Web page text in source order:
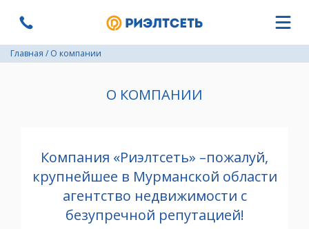
Главная / О компании
О КОМПАНИИ
Компания «Риэлтсеть» –пожалуй,
крупнейшее в Мурманской области
агентство недвижимости с
безупречной репутацией!